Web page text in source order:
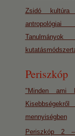
Zsidó
Periszkóp
"Minden ami
mennyiségben
Periszkóp 2